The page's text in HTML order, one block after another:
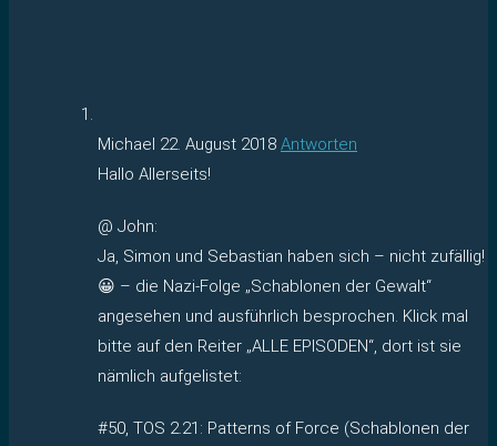
Michael 22. August 2018 Antworten
Hallo Allerseits!
@ John:
Ja, Simon und Sebastian haben sich – nicht zufällig!
😀 – die Nazi-Folge „Schablonen der Gewalt“
angesehen und ausführlich besprochen. Klick mal
bitte auf den Reiter „ALLE EPISODEN“, dort ist sie
nämlich aufgelistet:
#50, TOS 2.21: Patterns of Force (Schablonen der